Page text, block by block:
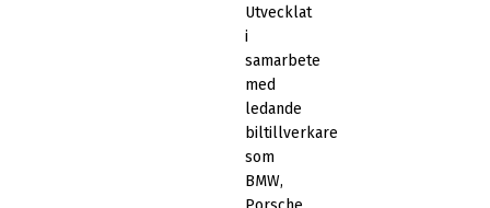
Utvecklat
i
samarbete
med
ledande
biltillverkare
som
BMW,